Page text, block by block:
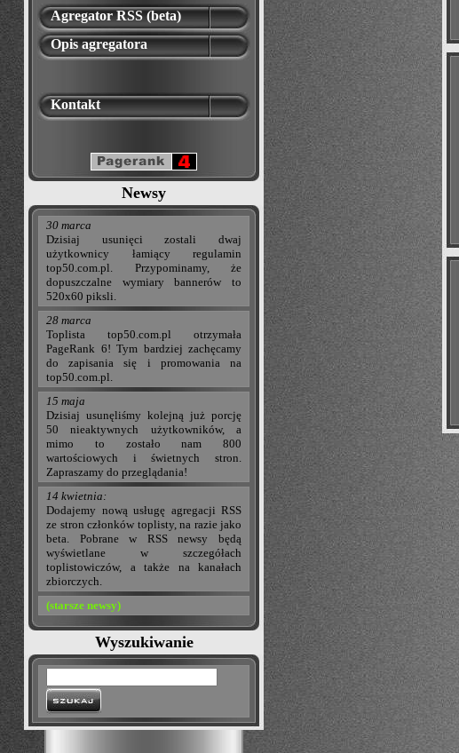
Agregator RSS (beta)
Opis agregatora
Kontakt
Newsy
30 marca
Dzisiaj usunięci zostali dwaj
użytkownicy łamiący regulamin
top50.com.pl. Przypominamy, że
dopuszczalne wymiary bannerów to
520x60 piksli.
28 marca
Toplista top50.com.pl otrzymała
PageRank 6! Tym bardziej zachęcamy
do zapisania się i promowania na
top50.com.pl.
15 maja
Dzisiaj usunęliśmy kolejną już porcję
50 nieaktywnych użytkowników, a
mimo to zostało nam 800
wartościowych i świetnych stron.
Zapraszamy do przeglądania!
14 kwietnia:
Dodajemy nową usługę agregacji RSS
ze stron członków toplisty, na razie jako
beta. Pobrane w RSS newsy będą
wyświetlane w szczegółach
toplistowiczów, a także na kanałach
zbiorczych.
(starsze newsy)
Wyszukiwanie